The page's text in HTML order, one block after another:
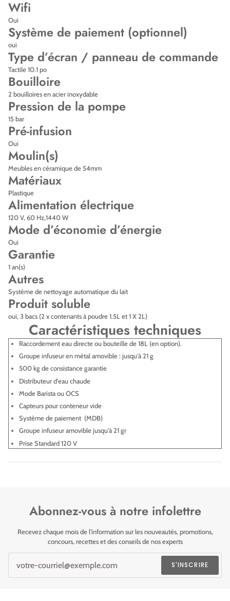
Wifi
Oui
Système de paiement (optionnel)
oui
Type d’écran / panneau de commande
Tactile 10.1 po
Bouilloire
2 bouilloires en acier inoxydable
Pression de la pompe
15 bar
Pré-infusion
Oui
Moulin(s)
Meubles en céramique de 54mm
Matériaux
Plastique
Alimentation électrique
120 V, 60 Hz,1440 W
Mode d’économie d’énergie
Oui
Garantie
1 an(s)
Autres
Système de nettoyage automatique du lait
Produit soluble
oui, 3 bacs (2 x contenants à poudre 1.5L et 1 X 2L)
Caractéristiques techniques
Raccordement eau directe ou bouteille de 18L (en option).
Groupe infuseur en métal amovible : jusqu'à 21 g
500 kg de consistance garantie
Distributeur d'eau chaude
Mode Barista ou OCS
Capteurs pour conteneur vide
Système de paiement (MDB)
Groupe infuseur amovible jusqu'à 21 gr
Prise Standard 120 V
Abonnez-vous à notre infolettre
Recevez chaque mois de l'information sur les nouveautés, promotions,
concours, recettes et des conseils de nos experts
S'INSCRIRE